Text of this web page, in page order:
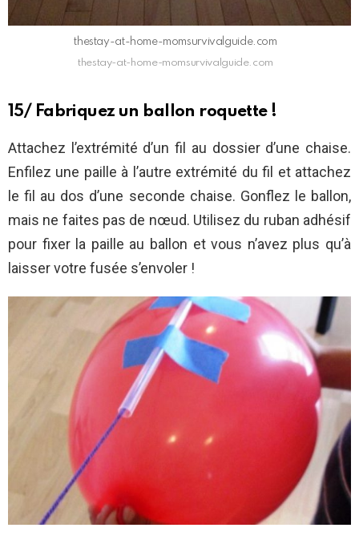
thestay-at-home-momsurvivalguide.com
thestay-at-home-momsurvivalguide.com
15/ Fabriquez un ballon roquette !
Attachez l’extrémité d’un fil au dossier d’une chaise.
Enfilez une paille à l’autre extrémité du fil et attachez
le fil au dos d’une seconde chaise. Gonflez le ballon,
mais ne faites pas de nœud. Utilisez du ruban adhésif
pour fixer la paille au ballon et vous n’avez plus qu’à
laisser votre fusée s’envoler !